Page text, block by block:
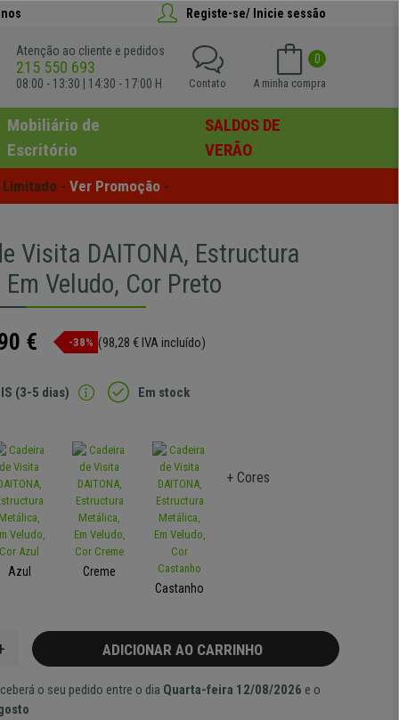
Registe-se/ Inicie sessão
Atenção ao cliente e pedidos
215 550 693
08:00 - 13:30 | 14:30 - 17:00 H
0
A minha compra
Contato
Mobiliário de
Escritório
SALDOS DE
VERÃO
- Ver Promoção -
Visita DAITONA, Estructura
Veludo, Cor Preto
€ -38% (98,28 € IVA incluído)
(3-5 dias) Em stock
Azul
Creme
Castanho
+ Cores
ADICIONAR AO CARRINHO
o seu pedido entre o dia Quarta-feira 12/08/2026 e o